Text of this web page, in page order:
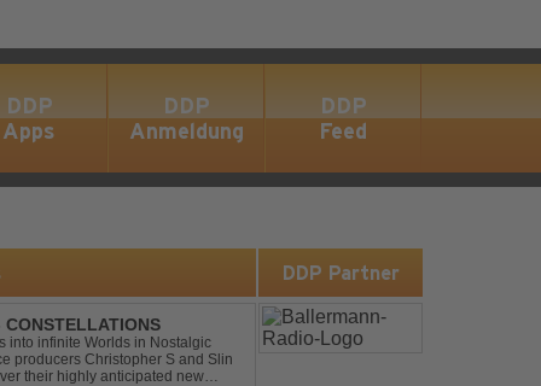
DDP
Apps
DDP
Anmeldung
DDP
Feed
CONSTELLATIONS
into infinite Worlds in Nostalgic
producers Christopher S and Slin
their highly anticipated new
DDP Partner